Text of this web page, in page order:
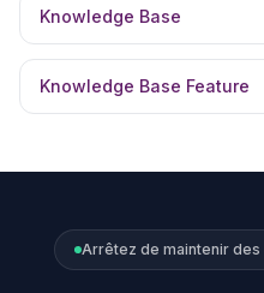
Knowledge Base
Knowledge Base Feature
Arrêtez de maintenir des